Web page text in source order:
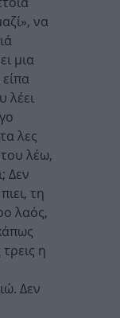
να
μια
λέει
λες
λέω,
Δεν
τη
λαός,
η
Δεν